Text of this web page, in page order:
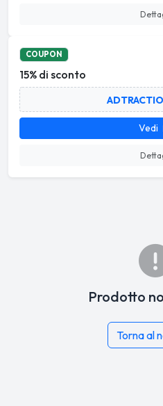
COUPON
15% di sconto
Vedi
Prodotto
Torna al